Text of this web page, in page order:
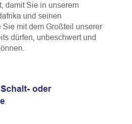
damit Sie in unserem
und seinen
mit dem Großteil unserer
dürfen, unbeschwert und
oder